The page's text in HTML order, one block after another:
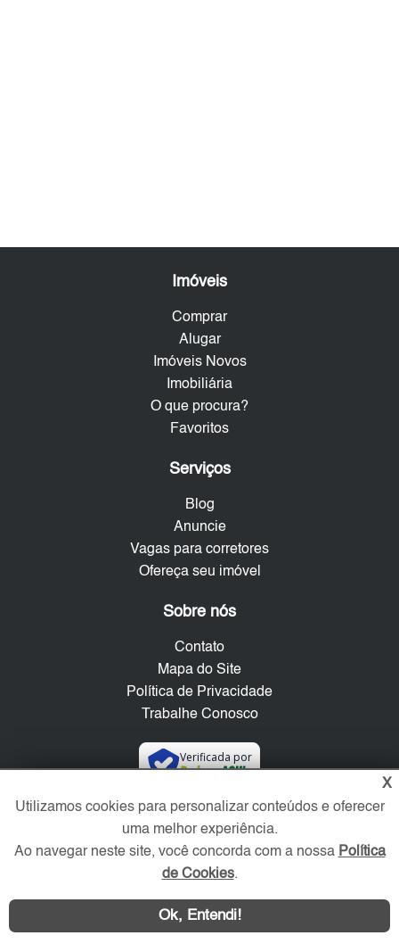
Imóveis
Comprar
Alugar
Imóveis Novos
Imobiliária
O que procura?
Favoritos
Serviços
Blog
Anuncie
Vagas para corretores
Ofereça seu imóvel
Sobre nós
Contato
Mapa do Site
Política de Privacidade
Trabalhe Conosco
Verificada por
Redes Sociais
X
Utilizamos cookies para personalizar conteúdos e oferecer
uma melhor experiência.
Ao navegar neste site, você concorda com a nossa Política
de Cookies.
Ok, Entendi!